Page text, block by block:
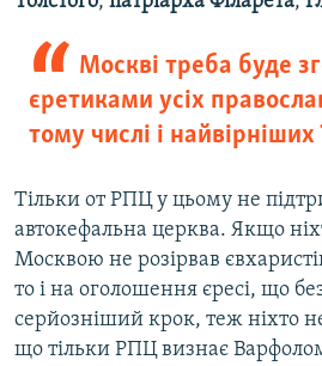
Москві треба буде
єретиками усіх
тому числі і найвірніших
Тільки от РПЦ у цьому не
автокефальна церква. Якщо
Москвою не розірвав
то і на оголошення єресі, що
серйозніший крок, теж ніхто
що тільки РПЦ визнає